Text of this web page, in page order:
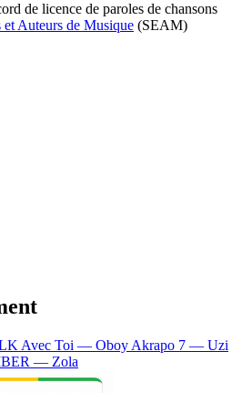
de licence de paroles de chansons
et Auteurs de Musique (SEAM)
Avec Toi — Oboy Akrapo 7 — Uzi
— Zola